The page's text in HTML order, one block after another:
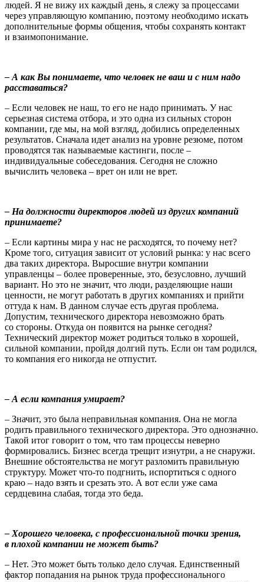
людей. Я не вижу их каждый день, я слежу за процессами
через управляющую компанию, поэтому необходимо искать
дополнительные формы общения, чтобы сохранять контакт
и взаимопонимание.
– А как Вы понимаете, что человек не ваш и с ним надо
расставаться?
– Если человек не наш, то его не надо принимать. У нас
серьезная система отбора, и это одна из сильных сторон
компании, где мы, на мой взгляд, добились определенных
результатов. Сначала идет анализ на уровне резюме, потом
проводятся так называемые кастинги, после –
индивидуальные собеседования. Сегодня не сложно
вычислить человека – врет он или не врет.
– На должности директоров людей из других компаний
принимаете?
– Если картины мира у нас не расходятся, то почему нет?
Кроме того, ситуация зависит от условий рынка: у нас всего
два таких директора. Выросшие внутри компании
управленцы – более проверенные, это, безусловно, лучший
вариант. Но это не значит, что люди, разделяющие наши
ценности, не могут работать в других компаниях и прийти
оттуда к нам. В данном случае есть другая проблема.
Допустим, технического директора невозможно брать
со стороны. Откуда он появится на рынке сегодня?
Технический директор может родиться только в хорошей,
сильной компании, пройдя долгий путь. Если он там родился,
то компания его никогда не отпустит.
– А если компания умирает?
– Значит, это была неправильная компания. Она не могла
родить правильного технического директора. Это однозначно.
Такой итог говорит о том, что там процессы неверно
формировались. Бизнес всегда трещит изнутри, а не снаружи.
Внешние обстоятельства не могут разломить правильную
структуру. Может что-то подгнить, испортиться с одного
краю – надо взять и срезать это. А вот если уже сама
сердцевина слабая, тогда это беда.
– Хорошего человека, с профессиональной точки зрения,
в плохой компании не может быть?
– Нет. Это может быть только дело случая. Единственный
фактор попадания на рынок труда профессионального